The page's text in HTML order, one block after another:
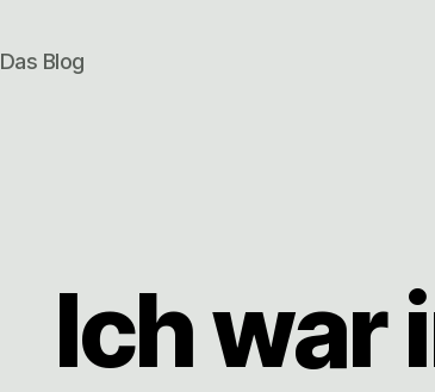
Das Blog
Ich war